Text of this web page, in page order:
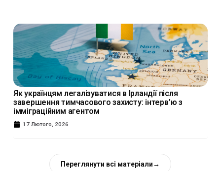
Як українцям легалізуватися в Ірландії після
завершення тимчасового захисту: інтерв’ю з
імміграційним агентом
17 Лютого, 2026
Переглянути всі матеріали→